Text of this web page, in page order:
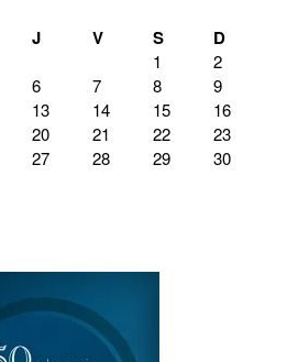
J V S D
1
2
6 7 8
9
13 14 15
16
20 21 22
23
27 28 29
30